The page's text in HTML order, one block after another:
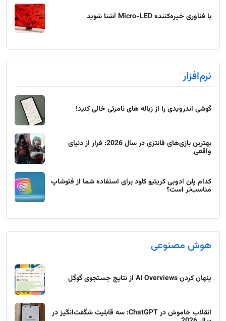
با فناوری خیره‌کننده Micro-LED آشنا شوید
نرم‌افزار
گوشی اندرویدی را از زباله های نامرئی خالی کنید!
بهترین بازی‌های فانتزی در سال 2026: فرار از دنیای
واقعی
کدام پلن ادوبی کریتیو کلود برای استفاده شما از فتوشاپ
مناسب‌تر است؟
هوش مصنوعی
پنهان کردن AI Overviews از نتایج جستجوی گوگل
انقلاب خاموش در ChatGPT: سه قابلیت شگفت‌انگیز در